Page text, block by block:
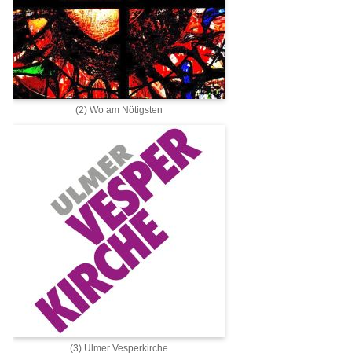
(2) Wo am Nötigsten
(3) Ulmer Vesperkirche